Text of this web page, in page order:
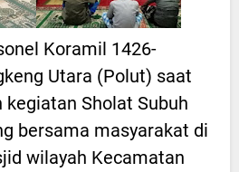
Koramil 1426-
Utara (Polut) saat
kegiatan Sholat Subuh
bersama masyarakat di
wilayah Kecamatan